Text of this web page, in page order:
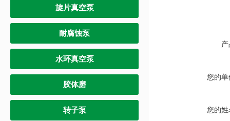
旋片真空泵
耐腐蚀泵
水环真空泵
胶体磨
转子泵
您的单
您的姓